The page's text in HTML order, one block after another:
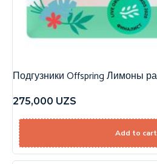
Подгузники Offspring Лимоны
275,000 UZS
Add to cart